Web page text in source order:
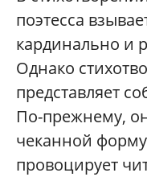
поэтесса
кардинально и
Однако
представляет
По-прежнему,
чеканной
провоцирует